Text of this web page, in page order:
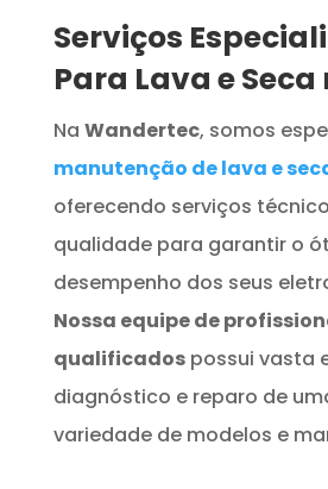
Serviços
Para Lava e
Na Wandertec, somos
manutenção de lava e
oferecendo serviços
qualidade para garantir o
desempenho dos seus
Nossa equipe de
qualificadospossui vasta
diagnóstico e reparo de
variedade de modelos e